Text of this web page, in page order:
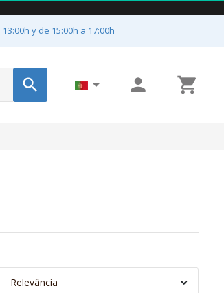
y de 15:00h a 17:00h
   
Relevância